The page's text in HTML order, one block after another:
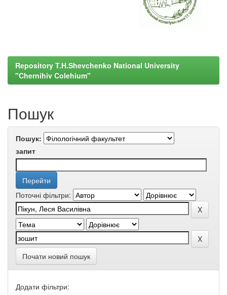
Repository T.H.Shevchenko National University
"Chernihiv Colehium"
Пошук
Пошук:
запит
Поточні фільтри:
Почати новий пошук
Додати фільтри: